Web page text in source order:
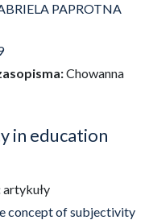
PAPROTNA
Chowanna
in education
artykuły
concept of subjectivity